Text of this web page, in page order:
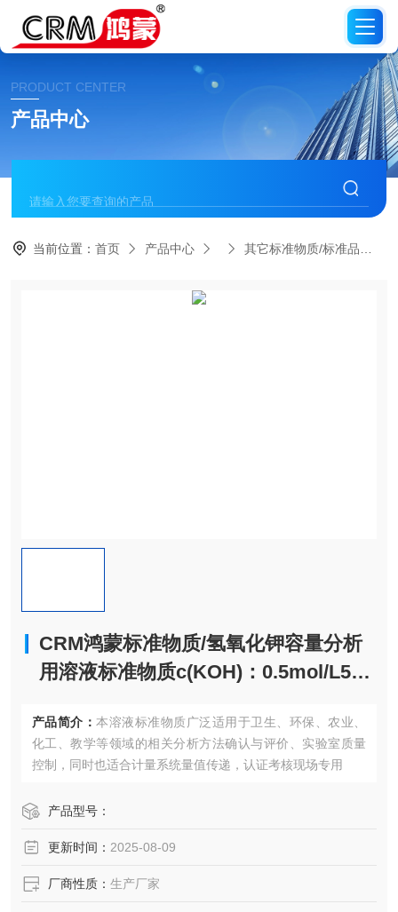
PRODUCT CENTER
产品中心
当前位置：首页 产品中心 其它标准物质/标准品
CRM鸿蒙标准物质/氢氧化钾容量分析
用溶液标准物质c(KOH)：0.5mol/L500
产品简介： 本溶液标准物质广泛适用于卫生、环保、农业、
化工、教学等领域的相关分析方法确认与评价、实验室质量
控制，同时也适合计量系统量值传递，认证考核现场专用
产品型号：
更新时间： 2025-08-09
厂商性质： 生产厂家